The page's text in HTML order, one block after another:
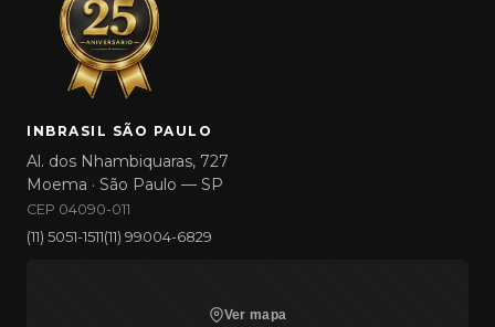
INBRASIL SÃO PAULO
Al. dos Nhambiquaras, 727
Moema · São Paulo — SP
CEP 04090-011
(11) 5051-1511(11) 99004-6829
Ver mapa